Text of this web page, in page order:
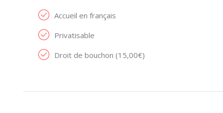
Accueil en français
Privatisable
Droit de bouchon (15,00€)